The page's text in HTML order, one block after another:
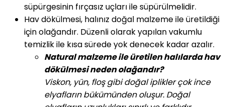
süpürgesinin fırçasız uçları ile süpürülmelidir.
Hav dökülmesi, halınız doğal malzeme ile üretildiği
için olağandır. Düzenli olarak yapılan vakumlu
temizlik ile kısa sürede yok denecek kadar azalır.
Natural malzeme ile üretilen halılarda hav
dökülmesi neden olağandır?
Viskon, yün, floş gibi doğal iplikler çok ince
elyafların bükümünden oluşur. Doğal